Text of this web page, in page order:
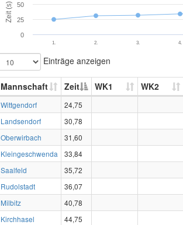
Zeit (s)
1. 2. 3. 4.
0
25
50
Einträge anzeigen
Mannschaft Zeit WK1 WK2
Wittgendorf
24,75
Landsendorf
30,78
Oberwirbach
31,60
Kleingeschwenda
33,84
Saalfeld
35,72
Rudolstadt
36,07
Milbitz
40,78
Kirchhasel
44,75